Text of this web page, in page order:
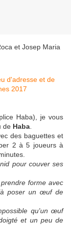
et Josep Maria
Haba), je vous
de Haba
des baguettes et
2 à 5 joueurs à
pour couver ses
forme avec
poser un œuf de
qu'un œuf
et un peu de